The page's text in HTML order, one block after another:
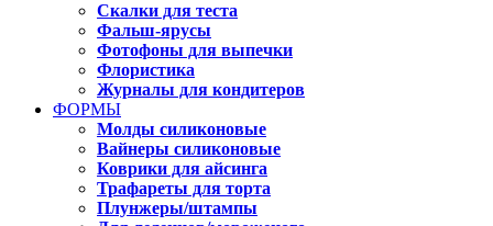
Скалки для теста
Фальш-ярусы
Фотофоны для выпечки
Флористика
Журналы для кондитеров
ФОРМЫ
Молды силиконовые
Вайнеры силиконовые
Коврики для айсинга
Трафареты для торта
Плунжеры/штампы